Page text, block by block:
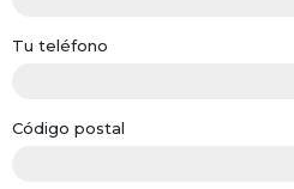
Tu teléfono
Código postal